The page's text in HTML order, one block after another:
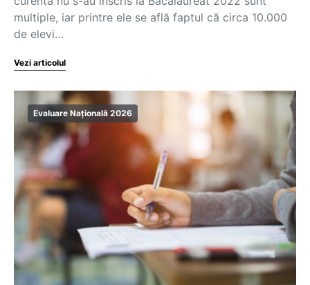
multiple, iar printre ele se află faptul că circa 10.000
de elevi…
Vezi articolul
Evaluare Națională 2026